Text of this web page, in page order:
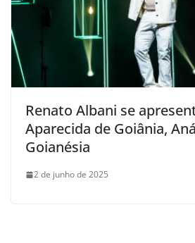
Renato Albani se
Aparecida de Goiânia,
Goianésia
2 de junho de 2025